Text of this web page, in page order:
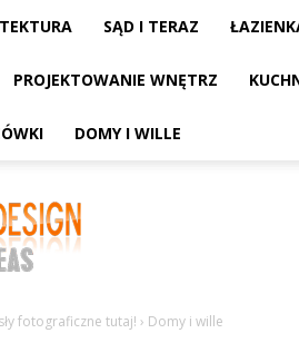
SĄD I TERAZ
PROJEKTOWANIE WNĘTRZ
DOMY I WILLE
fotograficzne tutaj! › Domy i wille